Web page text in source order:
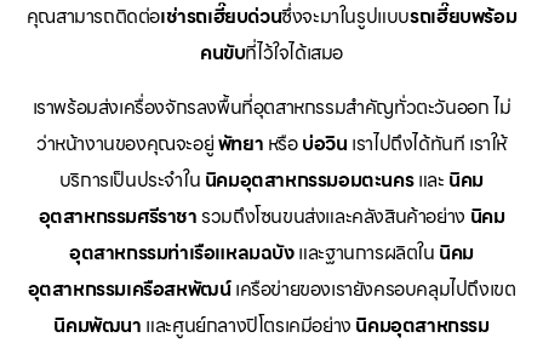
คุณสามารถติดต่อเช่ารถเฮี๊ยบด่วนซึ่งจะมาในรูปแบบรถเฮี๊ยบพร้อม
คนขับที่ไว้ใจได้เสมอ
เราพร้อมส่งเครื่องจักรลงพื้นที่อุตสาหกรรมสำคัญทั่วตะวันออก ไม่
ว่าหน้างานของคุณจะอยู่พัทยา หรือบ่อวิน เราไปถึงได้ทันที เราให้
บริการเป็นประจำใน นิคมอุตสาหกรรมอมตะนครและ นิคม
อุตสาหกรรมศรีราชารวมถึงโซนขนส่งและคลังสินค้าอย่าง นิคม
อุตสาหกรรมท่าเรือแหลมฉบังและฐานการผลิตใน นิคม
อุตสาหกรรมเครือสหพัฒน์เครือข่ายของเรายังครอบคลุมไปถึงเขต
นิคมพัฒนา และศูนย์กลางปิโตรเคมีอย่าง นิคมอุตสาหกรรม